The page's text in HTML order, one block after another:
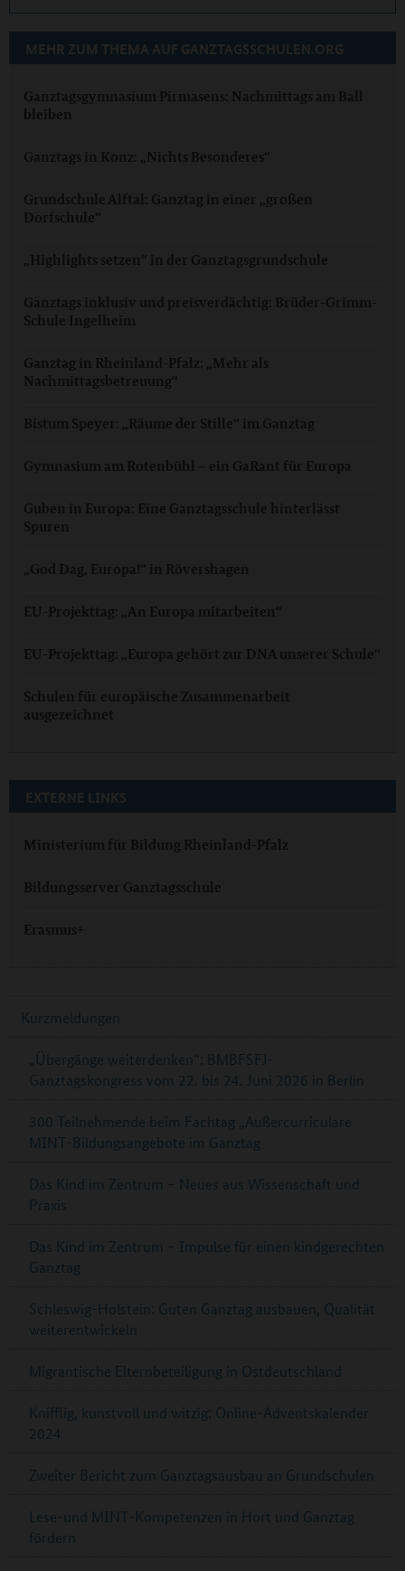
MEHR ZUM THEMA AUF GANZTAGSSCHULEN.ORG
Ganztagsgymnasium Pirmasens: Nachmittags am Ball
bleiben
Ganztags in Konz: „Nichts Besonderes“
Grundschule Alftal: Ganztag in einer „großen
Dorfschule“
„Highlights setzen“ in der Ganztagsgrundschule
Ganztags inklusiv und preisverdächtig: Brüder-Grimm-
Schule Ingelheim
Ganztag in Rheinland-Pfalz: „Mehr als
Nachmittagsbetreuung“
Bistum Speyer: „Räume der Stille“ im Ganztag
Gymnasium am Rotenbühl – ein GaRant für Europa
Guben in Europa: Eine Ganztagsschule hinterlässt
Spuren
„God Dag, Europa!“ in Rövershagen
EU-Projekttag: „An Europa mitarbeiten“
EU-Projekttag: „Europa gehört zur DNA unserer Schule“
Schulen für europäische Zusammenarbeit
ausgezeichnet
EXTERNE LINKS
Ministerium für Bildung Rheinland-Pfalz
Bildungsserver Ganztagsschule
Erasmus+
Kurzmeldungen
„Übergänge weiterdenken“: BMBFSFJ-
Ganztagskongress vom 22. bis 24. Juni 2026 in Berlin
300 Teilnehmende beim Fachtag „Außercurriculare
MINT-Bildungsangebote im Ganztag
Das Kind im Zentrum – Neues aus Wissenschaft und
Praxis
Das Kind im Zentrum – Impulse für einen kindgerechten
Ganztag
Schleswig-Holstein: Guten Ganztag ausbauen, Qualität
weiterentwickeln
Migrantische Elternbeteiligung in Ostdeutschland
Knifflig, kunstvoll und witzig: Online-Adventskalender
2024
Zweiter Bericht zum Ganztagsausbau an Grundschulen
Lese-und MINT-Kompetenzen in Hort und Ganztag
fördern